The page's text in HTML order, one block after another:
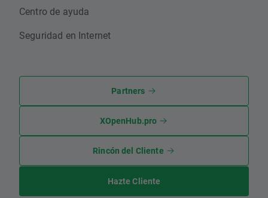
Centro de ayuda
Seguridad en Internet
Partners
XOpenHub.pro
Rincón del Cliente
Hazte Cliente